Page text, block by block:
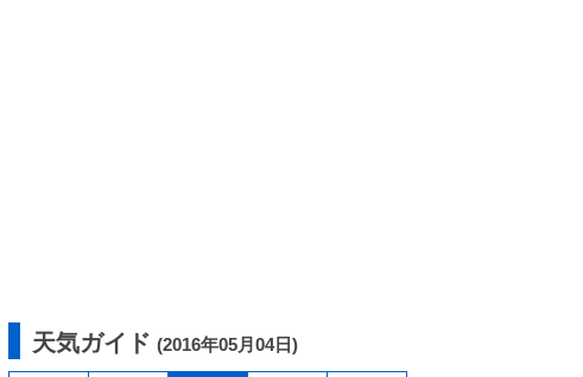
天気ガイド (2016年05月04日)